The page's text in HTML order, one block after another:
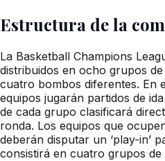
Estructura de la
La Basketball Champions
distribuidos en ocho grupos
cuatro bombos diferentes. En
equipos jugarán partidos de
de cada grupo clasificará
ronda. Los equipos que
deberán disputar un ‘play-in’
consistirá en cuatro grupos de